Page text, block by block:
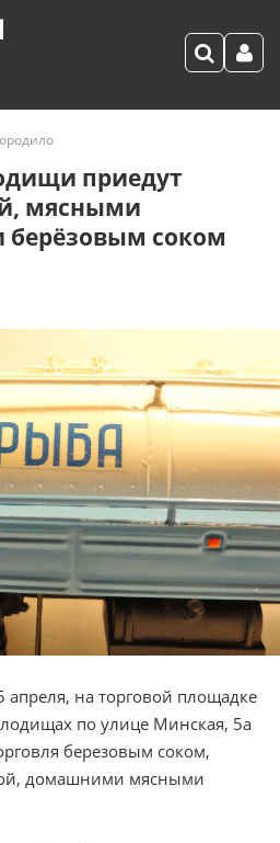
приедут
мясными
берёзовым соком
на торговой площадке
по улице Минская, 5а
березовым соком,
домашними мясными